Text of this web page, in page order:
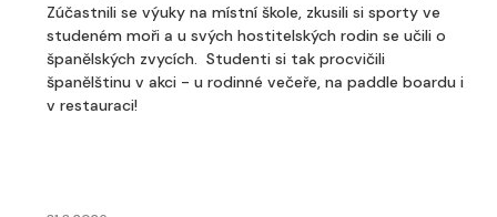
Zúčastnili se výuky na místní škole, zkusili si sporty ve
studeném moři a u svých hostitelských rodin se učili o
španělských zvycích. Studenti si tak procvičili
španělštinu v akci - u rodinné večeře, na paddle boardu i
v restauraci!